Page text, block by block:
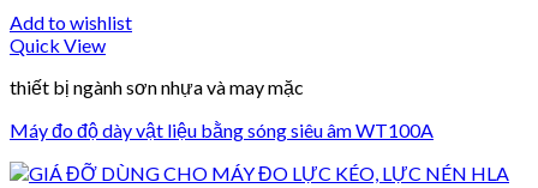
Add to wishlist
Quick View
thiết bị ngành sơn nhựa và may mặc
Máy đo độ dày vật liệu bằng sóng siêu âm WT100A